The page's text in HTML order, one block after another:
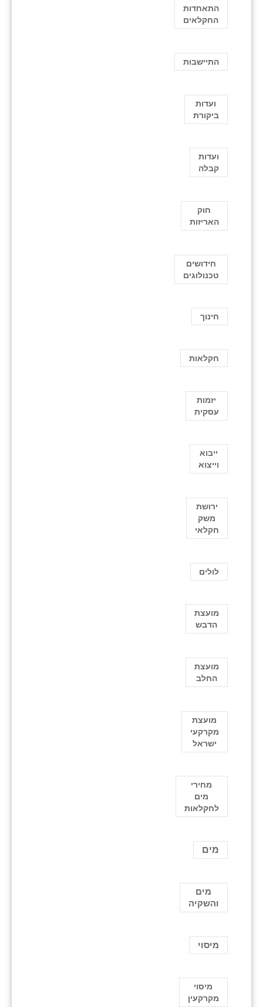
התאחדות
החקלאים
התיישבות
ועדות
ביקורת
ועדות
קבלה
חוק
האריזות
חידושים
טכנולוגים
חינוך
חקלאות
יזמות
עסקית
ייבוא
וייצוא
ירושת
משק
חקלאי
לולים
מועצת
הדבש
מועצת
החלב
מועצת
מקרקעי
ישראל
מחירי
מים
לחקלאות
מים
מים
והשקיה
מיסוי
מיסוי
מקרקעין